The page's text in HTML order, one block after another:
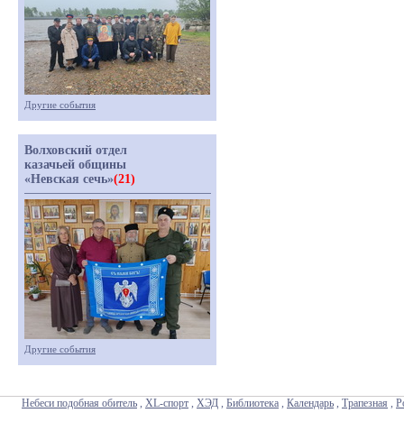
Другие события
Волховский отдел
казачьей общины
«Невская сечь»(21)
Другие события
Небеси подобная обитель , XL-спорт , ХЭД , Библиотека , Календарь , Трапезная ,